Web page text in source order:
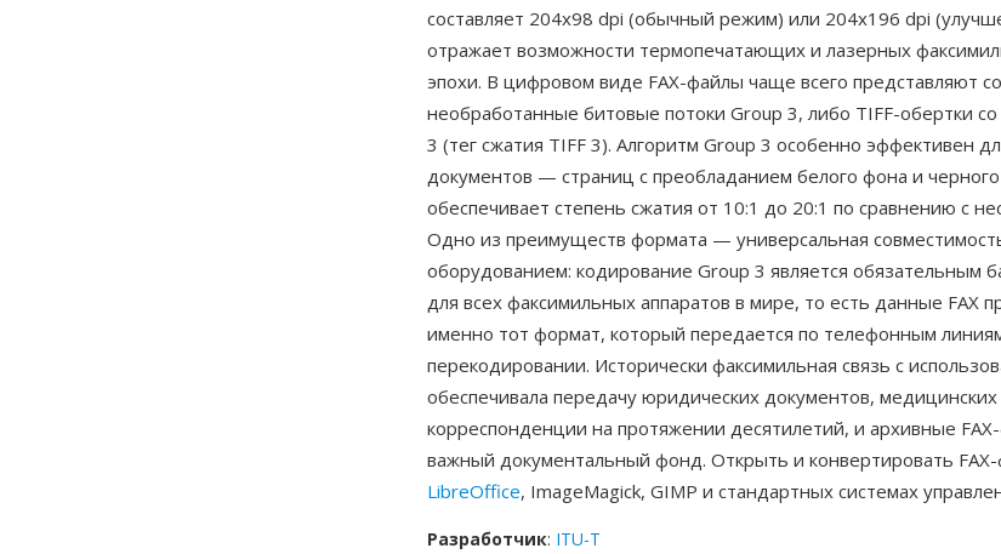
составляет 204x98 dpi (обычный режим) или 204x196 dpi
отражает возможности термопечатающих и лазерных
эпохи. В цифровом виде FAX-файлы чаще всего представляют
необработанные битовые потоки Group 3, либо TIFF-обертки
3 (тег сжатия TIFF 3). Алгоритм Group 3 особенно эффективен
документов — страниц с преобладанием белого фона и
обеспечивает степень сжатия от 10:1 до 20:1 по сравнению с
Одно из преимуществ формата — универсальная
оборудованием: кодирование Group 3 является обязательным
для всех факсимильных аппаратов в мире, то есть данные FAX
именно тот формат, который передается по телефонным
перекодировании. Исторически факсимильная связь с
обеспечивала передачу юридических документов,
корреспонденции на протяжении десятилетий, и архивные
важный документальный фонд. Открыть и конвертировать
LibreOffice, ImageMagick, GIMP и стандартных системах
Разработчик: ITU-T